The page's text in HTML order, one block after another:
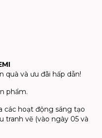
quà và ưu đãi hấp dẫn!
phẩm.
các hoạt động sáng tạo
tranh vẽ (vào ngày 05 và